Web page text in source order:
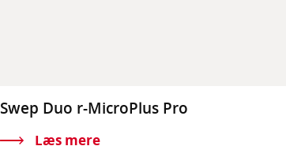
Swep Duo r-MicroPlus Pro
Læs mere